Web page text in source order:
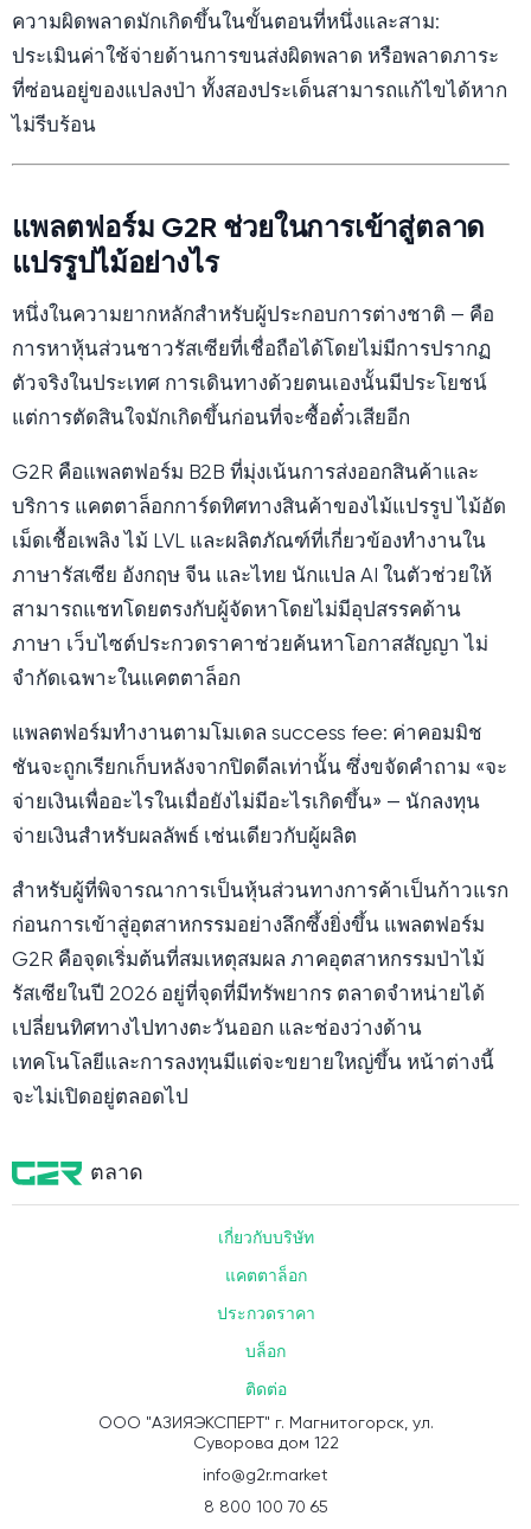
ความผิดพลาดมักเกิดขึ้นในขั้นตอนที่หนึ่งและสาม:
ประเมินค่าใช้จ่ายด้านการขนส่งผิดพลาด หรือพลาดภาระ
ที่ซ่อนอยู่ของแปลงป่า ทั้งสองประเด็นสามารถแก้ไขได้หาก
ไม่รีบร้อน
แพลตฟอร์ม G2R ช่วยในการเข้าสู่ตลาด
แปรรูปไม้อย่างไร
หนึ่งในความยากหลักสำหรับผู้ประกอบการต่างชาติ — คือ
การหาหุ้นส่วนชาวรัสเซียที่เชื่อถือได้โดยไม่มีการปรากฏ
ตัวจริงในประเทศ การเดินทางด้วยตนเองนั้นมีประโยชน์
แต่การตัดสินใจมักเกิดขึ้นก่อนที่จะซื้อตั๋วเสียอีก
G2R คือแพลตฟอร์ม B2B ที่มุ่งเน้นการส่งออกสินค้าและ
บริการ แคตตาล็อกการ์ดทิศทางสินค้าของไม้แปรรูป ไม้อัด
เม็ดเชื้อเพลิง ไม้ LVL และผลิตภัณฑ์ที่เกี่ยวข้องทำงานใน
ภาษารัสเซีย อังกฤษ จีน และไทย นักแปล AI ในตัวช่วยให้
สามารถแชทโดยตรงกับผู้จัดหาโดยไม่มีอุปสรรคด้าน
ภาษา เว็บไซต์ประกวดราคาช่วยค้นหาโอกาสสัญญา ไม่
จำกัดเฉพาะในแคตตาล็อก
แพลตฟอร์มทำงานตามโมเดล success fee: ค่าคอมมิช
ชันจะถูกเรียกเก็บหลังจากปิดดีลเท่านั้น ซึ่งขจัดคำถาม «จะ
จ่ายเงินเพื่ออะไรในเมื่อยังไม่มีอะไรเกิดขึ้น» — นักลงทุน
จ่ายเงินสำหรับผลลัพธ์ เช่นเดียวกับผู้ผลิต
สำหรับผู้ที่พิจารณาการเป็นหุ้นส่วนทางการค้าเป็นก้าวแรก
ก่อนการเข้าสู่อุตสาหกรรมอย่างลึกซึ้งยิ่งขึ้น แพลตฟอร์ม
G2R คือจุดเริ่มต้นที่สมเหตุสมผล ภาคอุตสาหกรรมป่าไม้
รัสเซียในปี 2026 อยู่ที่จุดที่มีทรัพยากร ตลาดจำหน่ายได้
เปลี่ยนทิศทางไปทางตะวันออก และช่องว่างด้าน
เทคโนโลยีและการลงทุนมีแต่จะขยายใหญ่ขึ้น หน้าต่างนี้
จะไม่เปิดอยู่ตลอดไป
ตลาด
เกี่ยวกับบริษัท
แคตตาล็อก
ประกวดราคา
บล็อก
ติดต่อ
ООО "АЗИЯЭКСПЕРТ" г. Магнитогорск, ул.
Суворова дом 122
info@g2r.market
8 800 100 70 65